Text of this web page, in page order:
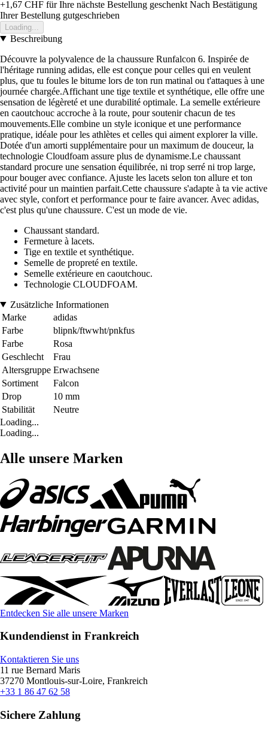
+1,67 CHF für Ihre nächste Bestellung geschenkt Nach Bestätigung
Ihrer Bestellung gutgeschrieben
Loading...
Beschreibung
Découvre la polyvalence de la chaussure Runfalcon 6. Inspirée de
l'héritage running adidas, elle est conçue pour celles qui en veulent
plus, que tu foules le bitume lors de ton run matinal ou t'attaques à une
journée chargée.Affichant une tige textile et synthétique, elle offre une
sensation de légèreté et une durabilité optimale. La semelle extérieure
en caoutchouc accroche à la route, pour soutenir chacun de tes
mouvements.Elle combine un style iconique et une performance
pratique, idéale pour les athlètes et celles qui aiment explorer la ville.
Dotée d'un amorti supplémentaire pour un maximum de douceur, la
technologie Cloudfoam assure plus de dynamisme.Le chaussant
standard procure une sensation équilibrée, ni trop serré ni trop large,
pour bouger avec confiance. Ajuste les lacets selon ton allure et ton
activité pour un maintien parfait.Cette chaussure s'adapte à ta vie active
avec style, confort et performance pour te faire avancer. Avec adidas,
c'est plus qu'une chaussure. C'est un mode de vie.
Chaussant standard.
Fermeture à lacets.
Tige en textile et synthétique.
Semelle de propreté en textile.
Semelle extérieure en caoutchouc.
Technologie CLOUDFOAM.
Zusätzliche Informationen
Marke
adidas
Farbe
blipnk/ftwwht/pnkfus
Farbe
Rosa
Geschlecht
Frau
Altersgruppe Erwachsene
Sortiment
Falcon
Drop
10 mm
Stabilität
Neutre
Loading...
Loading...
Alle unsere Marken
Entdecken Sie alle unsere Marken
Kundendienst in Frankreich
Kontaktieren Sie uns
11 rue Bernard Maris
37270 Montlouis-sur-Loire, Frankreich
+33 1 86 47 62 58
Sichere Zahlung